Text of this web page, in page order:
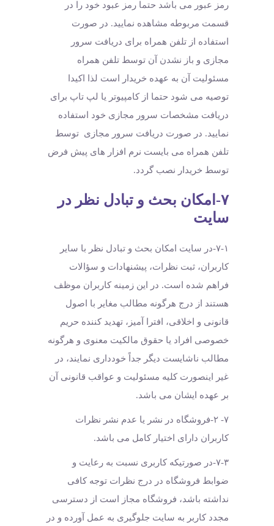
رمز عبور می باشد حتما رمز عبود خود را در
قسمت مربوطه مشاهده نمایید. در صورت
استفاده از تلفن همراه برای دریافت سرور
مجازی و باز نشدن آن توسط تلفن همراه
مسئولیت آن به عهده خریدار است لذا اکیدا
توصیه می شود حتما از کامپیوتر یا لپ تاپ برای
دریافت مشخصات سرور مجازی خود استفاده
نمایید. در صورت دریافت سرور مجازی توسط
تلفن همراه می بایست نرم افزار های پیش فرض
توسط خریدار نصب گردد.
۷-امکان بحث و تبادل نظر در
سایت
۷-۱-در سایت امکان بحث و تبادل نظر با سایر
کاربران، ثبت نظرات، پیشنهادات و سؤالات
فراهم شده است. در این زمینه کاربران موظف
هستند از درج هرگونه مطالب مغایر با اصول
قانونی و اخلاقی، افترا آمیز، تهدید کننده حریم
خصوصی افراد یا حقوق مالکیت معنوی و هرگونه
مطالب ناشایست دیگر جداً خودداری نمایند، در
غیر اینصورت کلیه مسئولیت و عواقب قانونی آن
بر عهده ایشان می باشد.
۷- ۲-فروشگاه در نشر یا عدم نشر نظرات
کاربران دارای اختیار کامل می باشد.
۷-۳-در صورتیکه کاربری نسبت به رعایت و
ضوابط فروشگاه در درج نظرات توجه کافی
نداشته باشد، فروشگاه مجاز است از دسترسی
مجدد کاربر به سایت جلوگیری به عمل آورده و در